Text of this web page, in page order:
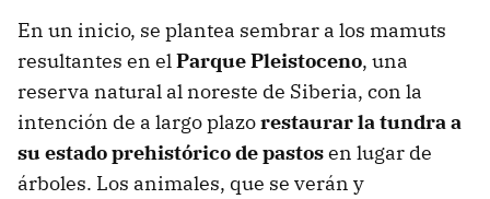
En un inicio, se plantea sembrar a los mamuts
resultantes en elParque Pleistoceno, una
reserva natural al noreste de Siberia, con la
intención de a largo plazorestaurar la tundra a
su estado prehistórico de pastosen lugar de
árboles. Los animales, que se verán y